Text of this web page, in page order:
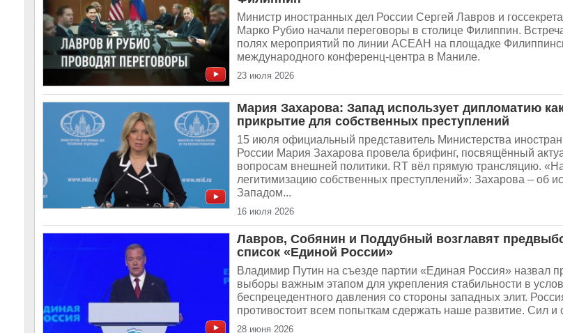
Министр иностранных дел России Сергей Лавров и
Марко Рубио начали переговоры в столице Филиппин.
полях мероприятий по линии АСЕАН на площадке
международного конференц-центра в Маниле.
23 июля 2026
Мария Захарова: Запад использует дипломатию
прикрытие для собственных преступлений
15 июля официальный представитель Министерства
России Мария Захарова провела брифинг, посвящённый
вопросам внешней политики. RT вёл прямую трансляцию.
легитимизацию собственных преступлений»: Захарова – об
Западом...
16 июля 2026
Лавров, Собянин и Поддубный возглавят
список «Единой России»
Владимир Путин на съезде партии «Единая Россия» назвал
выборы важным этапом для укрепления стабильности в
беспрецедентного давления со стороны западных элит.
противостоит всем попыткам сдержать наше развитие. Сил и
28 июня 2026